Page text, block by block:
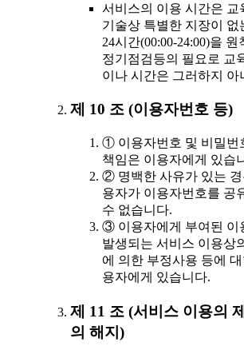
서비스의 이용 시간은 교
기술상 특별한 지장이 없
24시간(00:00-24:00)을
정기점검등의 필요로 교
이나 시간은 그러하지 아
제 10 조 (이용자번호 등)
① 이용자번호 및 비밀번
책임은 이용자에게 있습
② 명백한 사유가 있는 경
용자가 이용자번호를 공
수 없습니다.
③ 이용자에게 부여된 이
발생되는 서비스 이용상
에 의한 부정사용 등에 대
용자에게 있습니다.
제 11 조 (서비스 이용의
의 해지)